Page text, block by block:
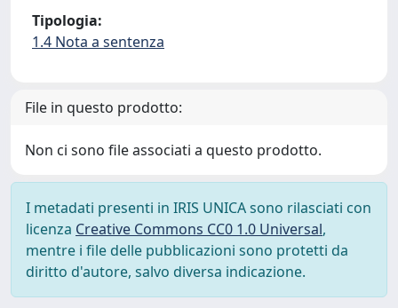
Tipologia:
1.4 Nota a sentenza
File in questo prodotto:
Non ci sono file associati a questo prodotto.
I metadati presenti in IRIS UNICA sono rilasciati con
licenza Creative Commons CC0 1.0 Universal,
mentre i file delle pubblicazioni sono protetti da
diritto d'autore, salvo diversa indicazione.